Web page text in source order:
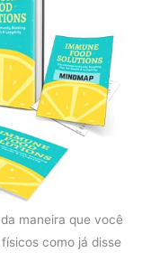
maneira que você
como já disse